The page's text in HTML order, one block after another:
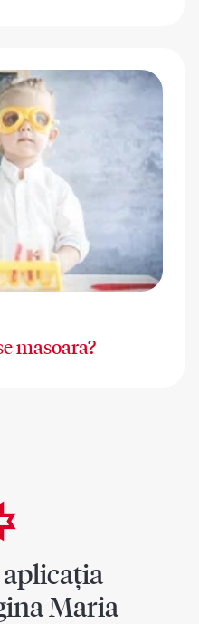
masoara?
Maria